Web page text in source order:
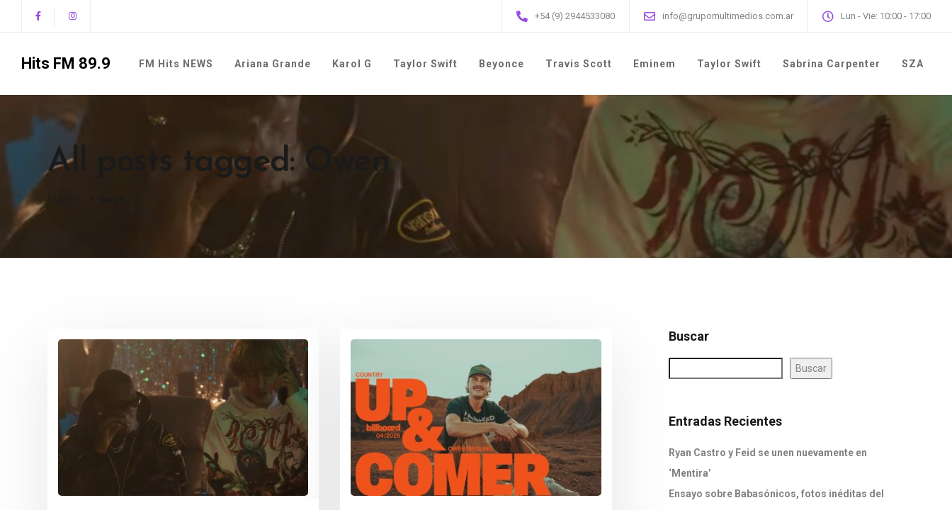
+54 (9) 2944533080 info@grupomultimedios.com.ar Lun - Vie: 10:00 - 17:00
Hits FM 89.9 FM Hits NEWS Ariana Grande Karol G Taylor Swift Beyonce Travis Scott Eminem Taylor Swift Sabrina Carpenter SZA
All posts tagged: Owen
Buscar
Buscar
Entradas Recientes
Ryan Castro y Feid se unen nuevamente en
‘Mentira’
Ensayo sobre Babasónicos, fotos inéditas del